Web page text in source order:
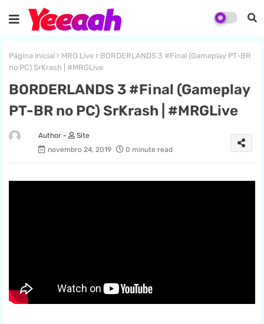
Página inicial MRG Live
BORDERLANDS 3 #Final (Gameplay PT-BR
no PC) SrKrash | #MRGLive
BORDERLANDS 3 #Final (Gameplay
PT-BR no PC) SrKrash | #MRGLive
Site
novembro 24, 2019
0 minute read